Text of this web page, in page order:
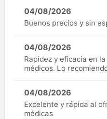
04/08/2026
Buenos precios y sin
04/08/2026
Rapidez y eficacia en
médicos. Lo
04/08/2026
Excelente y rápida al
médicas